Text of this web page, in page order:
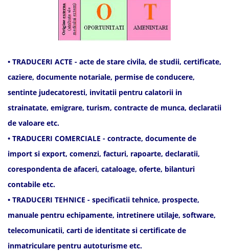
• TRADUCERI ACTE - acte de stare civila, de studii, certificate,
caziere, documente notariale, permise de conducere,
sentinte judecatoresti, invitatii pentru calatorii in
strainatate, emigrare, turism, contracte de munca, declaratii
de valoare etc.
• TRADUCERI COMERCIALE - contracte, documente de
import si export, comenzi, facturi, rapoarte, declaratii,
corespondenta de afaceri, cataloage, oferte, bilanturi
contabile etc.
• TRADUCERI TEHNICE - specificatii tehnice, prospecte,
manuale pentru echipamente, intretinere utilaje, software,
telecomunicatii, carti de identitate si certificate de
inmatriculare pentru autoturisme etc.